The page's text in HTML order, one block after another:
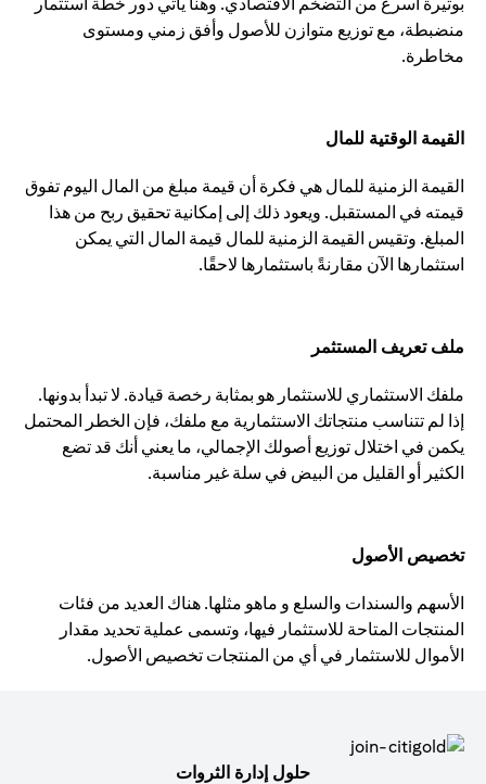
منضبطة، مع توزيع متوازن للأصول وأفق زمني ومستوى
مخاطرة.
القيمة الوقتية للمال
القيمة الزمنية للمال هي فكرة أن قيمة مبلغ من المال اليوم تفوق
قيمته في المستقبل. ويعود ذلك إلى إمكانية تحقيق ربح من هذا
المبلغ. وتقيس القيمة الزمنية للمال قيمة المال التي يمكن
استثمارها الآن مقارنةً باستثمارها لاحقًا.
ملف تعريف المستثمر
ملفك الاستثماري للاستثمار هو بمثابة رخصة قيادة. لا تبدأ بدونها.
إذا لم تتناسب منتجاتك الاستثمارية مع ملفك، فإن الخطر المحتمل
يكمن في اختلال توزيع أصولك الإجمالي، ما يعني أنك قد تضع
الكثير أو القليل من البيض في سلة غير مناسبة.
تخصيص الأصول
الأسهم والسندات والسلع و ماهو مثلها. هناك العديد من فئات
المنتجات المتاحة للاستثمار فيها، وتسمى عملية تحديد مقدار
الأموال للاستثمار في أي من المنتجات تخصيص الأصول.
حلول إدارة الثروات